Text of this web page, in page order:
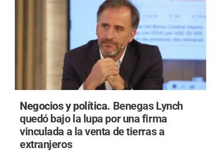
Negocios y política. Benegas Lynch
quedó bajo la lupa por una firma
vinculada a la venta de tierras a
extranjeros